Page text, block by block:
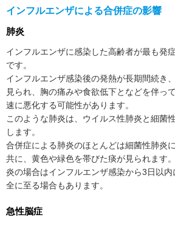
インフルエンザによる合併症の影響
肺炎
インフルエンザに感染した高齢者が最も発
です。
インフルエンザ感染後の発熱が長期間続き
見られ、胸の痛みや食欲低下となどを伴っ
速に悪化する可能性があります。
このような肺炎は、ウイルス性肺炎と細菌
します。
合併症による肺炎のほとんどは細菌性肺炎
共に、黄色や緑色を帯びた痰が見られます
炎の場合はインフルエンザ感染から3日以
全に至る場合もあります。
急性脳症